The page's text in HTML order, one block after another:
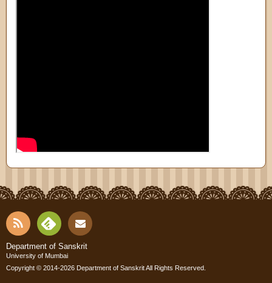
RSS
Fee
dly
Cont
act
Department of Sanskrit
University of Mumbai
Copyright © 2014-2026 Department of SanskritAll Rights Reserved.